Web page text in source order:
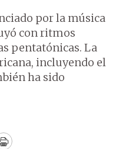
por la música
con ritmos
pentatónicas. La
incluyendo el
ha sido